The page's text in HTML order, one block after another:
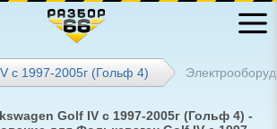
с 1997-2005г (Гольф 4)
Golf IV с 1997-2005г (Гольф 4) -